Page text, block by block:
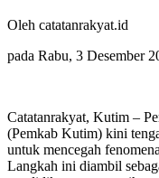
Oleh catatanrakyat.id
pada Rabu, 3 Desember
Catatanrakyat, Kutim –
(Pemkab Kutim) kini
untuk mencegah
Langkah ini diambil